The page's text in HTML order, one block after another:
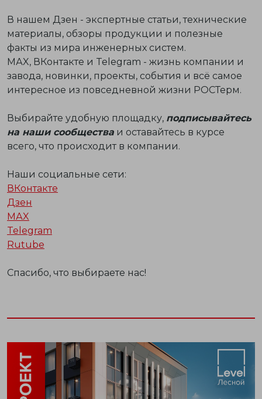
В нашем Дзен - экспертные статьи, технические
материалы, обзоры продукции и полезные
факты из мира инженерных систем.
МАX, ВКонтакте и Telegram - жизнь компании и
завода, новинки, проекты, события и всё самое
интересное из повседневной жизни РОСТерм.
Выбирайте удобную площадку, подписывайтесь
на наши сообщества и оставайтесь в курсе
всего, что происходит в компании.
Наши социальные сети:
ВКонтакте
Дзен
МАX
Telegram
Rutube
Спасибо, что выбираете нас!